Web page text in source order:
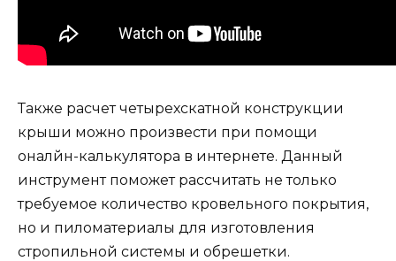
Также расчет четырехскатной конструкции
крыши можно произвести при помощи
оналйн-калькулятора в интернете. Данный
инструмент поможет рассчитать не только
требуемое количество кровельного покрытия,
но и пиломатериалы для изготовления
стропильной системы и обрешетки.